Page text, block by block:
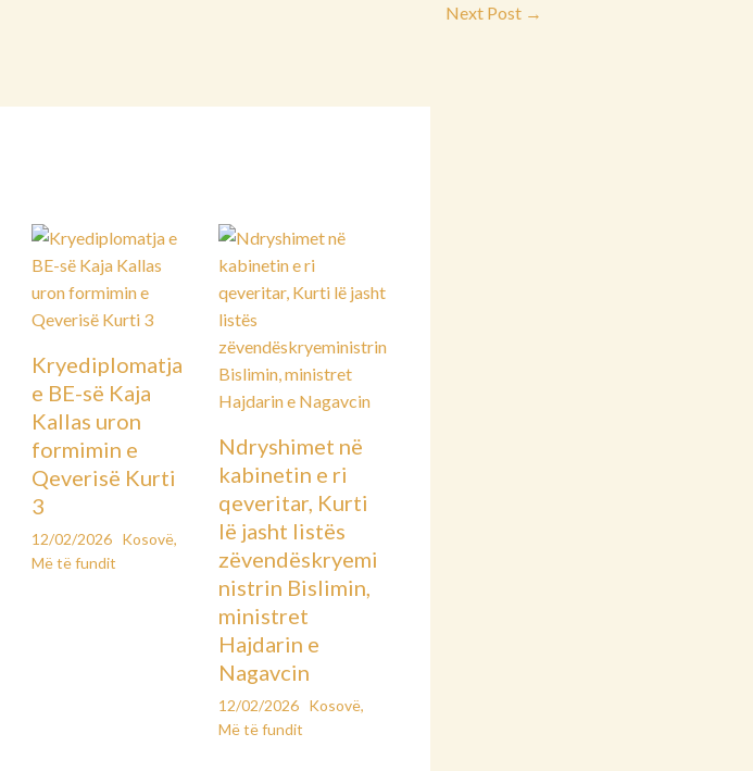
Next Post →
Kryediplomatja
e BE-së Kaja
Kallas uron
formimin e
Qeverisë Kurti
3
12/02/2026 Kosovë,
Më të fundit
Ndryshimet në
kabinetin e ri
qeveritar, Kurti
lë jasht listës
zëvendëskryemi
nistrin Bislimin,
ministret
Hajdarin e
Nagavcin
12/02/2026 Kosovë,
Më të fundit